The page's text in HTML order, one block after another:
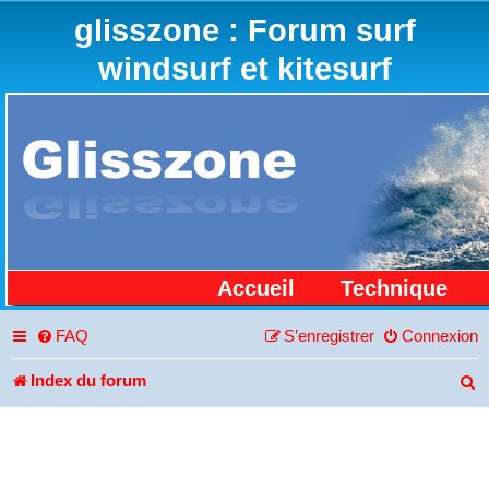
glisszone : Forum surf
windsurf et kitesurf
Accueil Technique
FAQ Connexion
S’enregistrer
Index du forum